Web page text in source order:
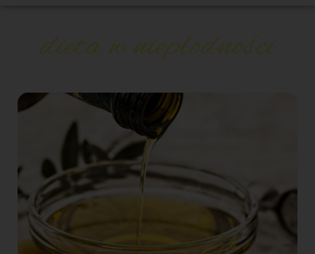
dieta w niepłodności